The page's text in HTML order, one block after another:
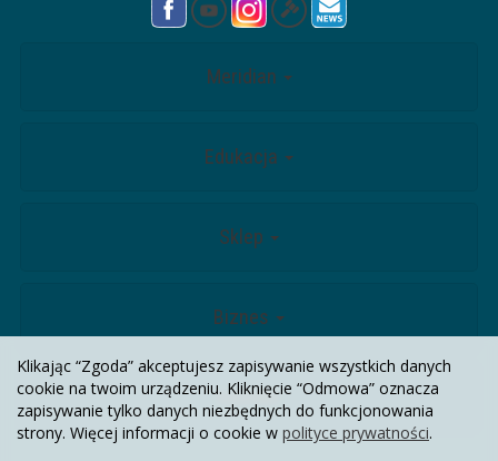
Meridian
Edukacja
Sklep
Biznes
Kontakt
Klikając “Zgoda” akceptujesz zapisywanie wszystkich danych
cookie na twoim urządzeniu. Kliknięcie “Odmowa” oznacza
zapisywanie tylko danych niezbędnych do funkcjonowania
strony. Więcej informacji o cookie w polityce prywatności.